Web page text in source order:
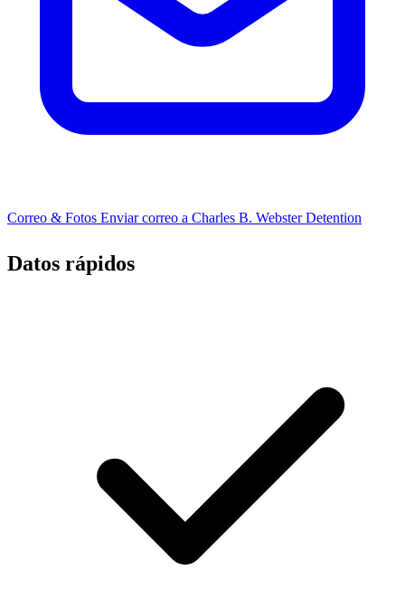
Correo & Fotos Enviar correo a Charles B. Webster Detention
Datos rápidos